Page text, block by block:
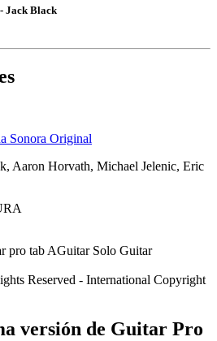
Jack Black
Sonora Original
Aaron Horvath, Michael Jelenic, Eric
Reserved - International Copyright
versión de Guitar Pro